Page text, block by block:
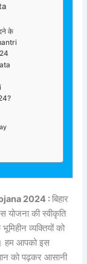
के
2024 :बिहार
योजना की स्वीकृति
व्यक्तियों को
हम आपको इस
को पढ़कर आसानी